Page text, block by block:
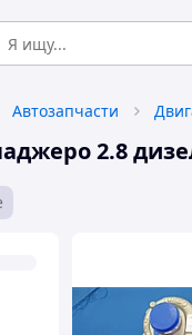
Автозапчасти
2.8